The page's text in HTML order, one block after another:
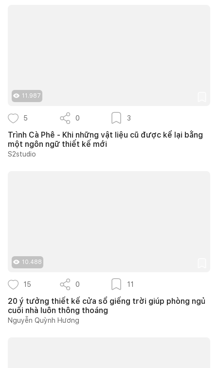
11.987
5 0 3
Trình Cà Phê - Khi những vật liệu cũ được kể lại bằng
một ngôn ngữ thiết kế mới
S2studio
10.488
15 0 11
20 ý tưởng thiết kế cửa sổ giếng trời giúp phòng ngủ
cuối nhà luôn thông thoáng
Nguyễn Quỳnh Hương